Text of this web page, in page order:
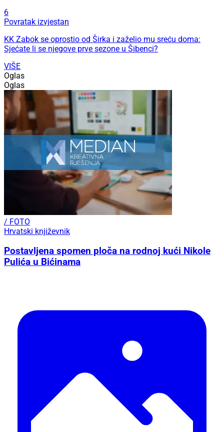
6
Povratak izvjestan
KK Zabok se oprostio od Širka i zaželio mu sreću doma:
Sjećate li se njegove prve sezone u Šibenci?
VIŠE
Oglas
Oglas
/ FOTO
Hrvatski književnik
Postavljena spomen ploča na rodnoj kući Nikole
Pulića u Bićinama